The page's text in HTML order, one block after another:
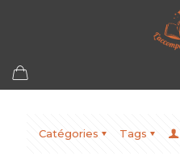
Catégories Tags